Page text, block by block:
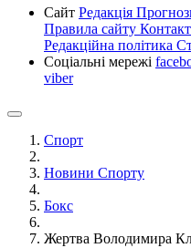
Сайт Редакція
Правила сайту
Редакційна політика
Соціальні мережі
viber
Спорт
Новини Спорту
Бокс
Жертва Володимира